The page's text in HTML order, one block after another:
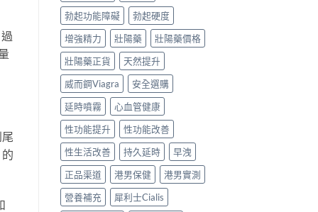
勃起功能障礙
勃起硬度
增強精力
壯陽藥
壯陽藥價格
壯陽藥正貨
天然提升
威而鋼Viagra
安全選購
延時噴霧
心血管健康
性功能提升
性功能改善
性生活改善
持久延時
早洩
正品渠道
港男保健
港男實測
營養補充
犀利士Cialis